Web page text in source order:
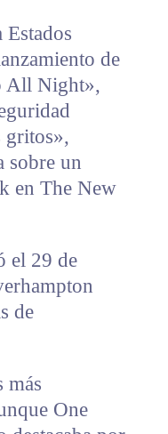
de
All Night»,
gritos»,
sobre un
en The New
el 29 de
de
más
One